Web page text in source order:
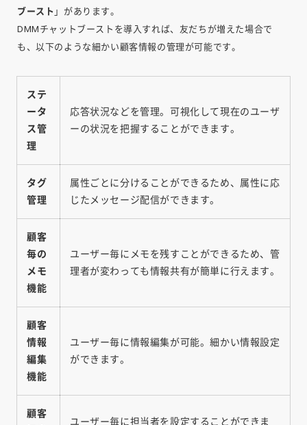
ブースト 」があります。
DMMチャットブーストを導入すれば、友だちが増えた場合で
も、以下のような細かい顧客情報の管理が可能です。
ステ
ータ
ス管
理
応答状況などを管理。可視化して現在のユーザ
ーの状況を把握することができます。
タグ
管理
属性ごとに分けることができるため、属性に応
じたメッセージ配信ができます。
顧客
毎の
メモ
機能
ユーザー毎にメモを残すことができるため、管
理者が変わっても情報共有が簡単に行えます。
顧客
情報
編集
機能
ユーザー毎に情報編集が可能。細かい情報設定
ができます。
顧客
ユーザー毎に担当者を設定することができま